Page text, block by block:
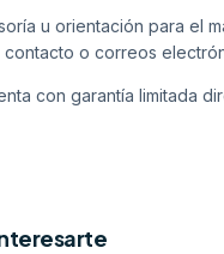
u orientación para el
contacto o correos
con garantía limitada